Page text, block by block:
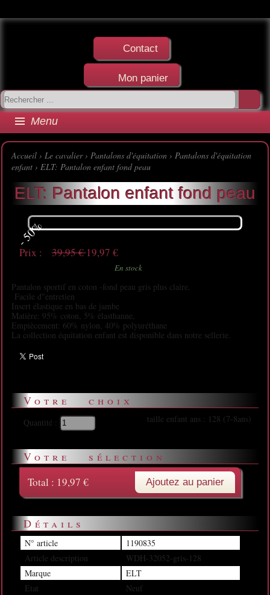
Contact
Mon panier
Menu
Accueil ›Le cavalier›Pantalons d'équitation ›Pantalons d'équitation
enfant › ELT: Pantalon enfant fond peau
ELT: Pantalon enfant fond peau
- 50%
Prix : 39,95 €19,97 €
En stock
Pantalon sportif en coton -fond peau gris plus claire.
Facile d"entretien
Insert élastique en bas de jambe
Matière: 95% coton, 5% élasthanne,
Empiècement: 60% nylon, 40% polyuréthane
La collection équitation enfant est disponible dans notre sellerie.
Votre choix
Quantité : taille enfant ans : 128 (7-8ans)
Votre sélection
Total : 19,97 € Ajoutez au panier
Détails
N° article
1190835
Article description
WDH-32052-gris-128
Marque
ELT
Etat
Neuf